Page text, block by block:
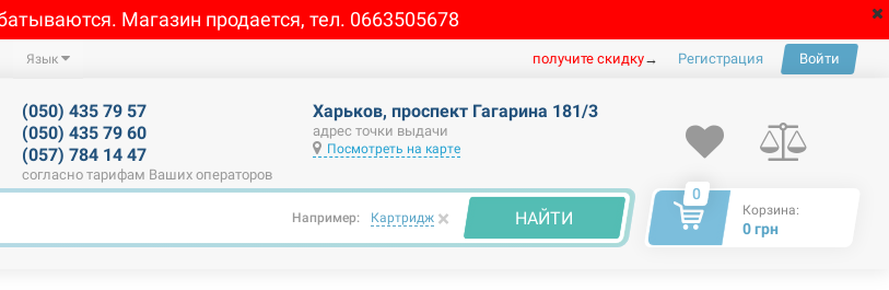
Магазин продается, тел. 0663505678
Язык получите скидку→ Регистрация Войти
(050) 435 79 57
(050) 435 79 60
(057) 784 14 47
согласно тарифам Ваших операторов
Харьков, проспект Гагарина 181/3
адрес точки выдачи
Посмотреть на карте
Например: Картридж × НАЙТИ
0
Корзина:
0 грн